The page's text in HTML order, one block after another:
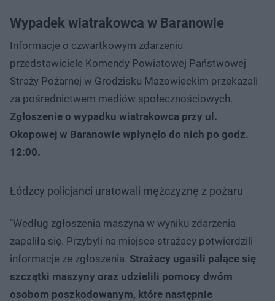
Wypadek wiatrakowca w Baranowie
Informacje o czwartkowym zdarzeniu
przedstawiciele Komendy Powiatowej Państwowej
Straży Pożarnej w Grodzisku Mazowieckim przekazali
za pośrednictwem mediów społecznościowych.
Zgłoszenie o wypadku wiatrakowca przy ul.
Okopowej w Baranowie wpłynęło do nich po godz.
12:00.
Łódzcy policjanci uratowali mężczyznę z pożaru
"Według zgłoszenia maszyna w wyniku zdarzenia
zapaliła się. Przybyli na miejsce strażacy potwierdzili
informacje ze zgłoszenia. Strażacy ugasili palące się
szczątki maszyny oraz udzielili pomocy dwóm
osobom poszkodowanym, które następnie